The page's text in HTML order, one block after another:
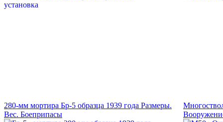
280-мм мортира Бр-5 образца 1939 года Размеры.
Вес. Боеприпасы